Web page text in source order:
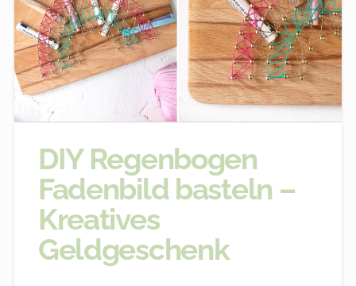
DIY Regenbogen
Fadenbild basteln –
Kreatives
Geldgeschenk